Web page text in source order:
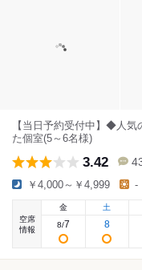
【当日予約受付中】◆人
た個室(5～6名様)
3.42
￥4,000～￥4,999 -
空席
情報
金
8/7
土
8